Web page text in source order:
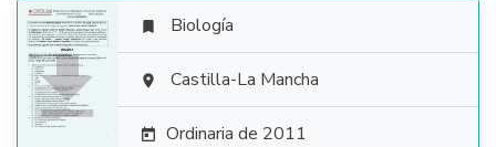

 Biología
 Castilla-La Mancha
 Ordinaria de 2011